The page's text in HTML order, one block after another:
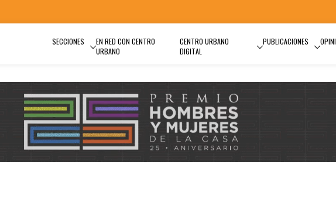
SECCIONES
EN RED CON CENTRO
URBANO
CENTRO URBANO
DIGITAL
PUBLICACIONES